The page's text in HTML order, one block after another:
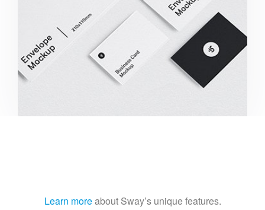
Learn moreabout Sway’s unique features.